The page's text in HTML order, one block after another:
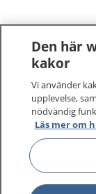
Den här
kakor
Vi använder
upplevelse,
nödvändig
Läs mer om